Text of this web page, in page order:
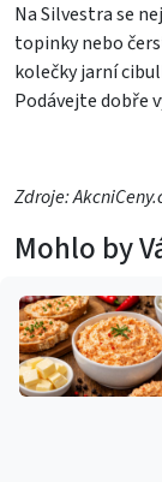
Na Silvestra se
topinky nebo
kolečky jarní
Podávejte dobře
Zdroje:
Mohlo by